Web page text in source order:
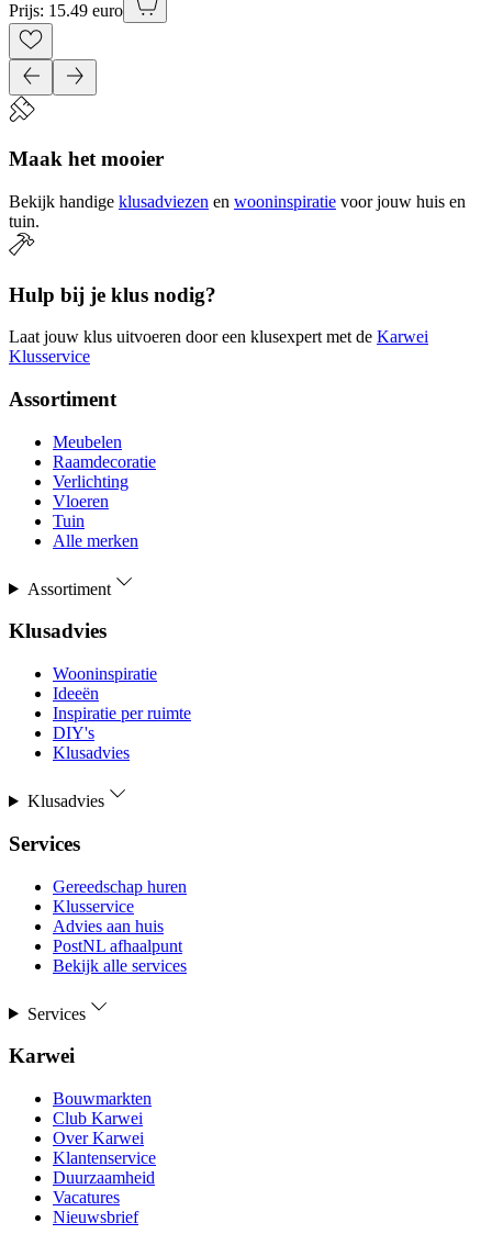
Prijs: 15.49 euro
Maak het mooier
Bekijk handige klusadviezen en wooninspiratie voor jouw huis en
tuin.
Hulp bij je klus nodig?
Laat jouw klus uitvoeren door een klusexpert met de Karwei
Klusservice
Assortiment
Meubelen
Raamdecoratie
Verlichting
Vloeren
Tuin
Alle merken
Assortiment
Klusadvies
Wooninspiratie
Ideeën
Inspiratie per ruimte
DIY's
Klusadvies
Klusadvies
Services
Gereedschap huren
Klusservice
Advies aan huis
PostNL afhaalpunt
Bekijk alle services
Services
Karwei
Bouwmarkten
Club Karwei
Over Karwei
Klantenservice
Duurzaamheid
Vacatures
Nieuwsbrief